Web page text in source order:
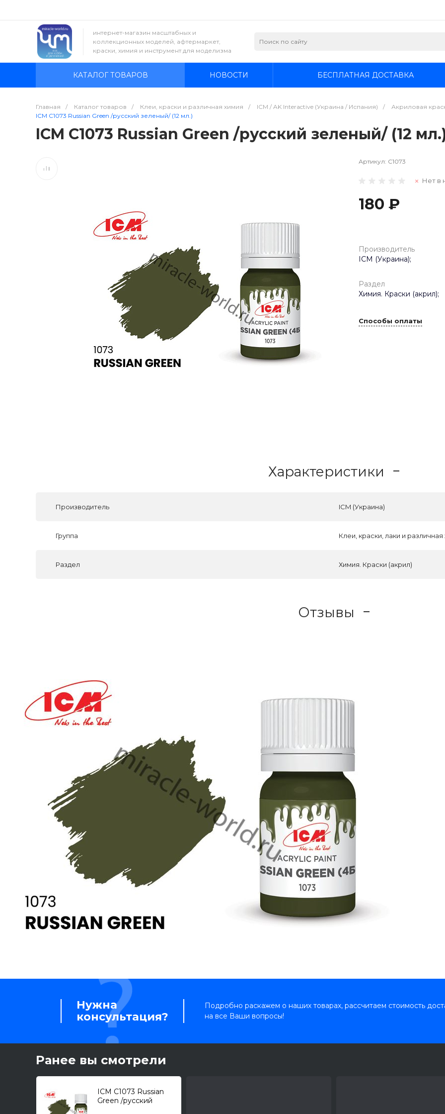
интернет-магазин масштабных и
коллекционных моделей, афтермаркет,
краски, химия и инструмент для моделизма
КАТАЛОГ ТОВАРОВ НОВОСТИ БЕСПЛАТНАЯ ДОСТАВКА
Главная / Каталог товаров / Клеи, краски и различная химия / ICM / AK Interactive (Украина / Испания) / Акриловая
ICM C1073 Russian Green /русский зеленый/ (12 мл.)
ICM C1073 Russian Green /русский зеленый/ (12
Артикул: C1073
Нет в
180 ₽
Производитель
ICM (Украина);
Раздел
Химия. Краски (акрил);
Способы оплаты
Характеристики
Производитель ICM (Украина)
Группа Клеи, краски, лаки и различная
Раздел Химия. Краски (акрил)
Отзывы
Нужна
консультация?
Подробно раскажем о наших товарах, рассчитаем стоимость
на все Ваши вопросы!
Ранее вы смотрели
ICM C1073 Russian
Green /русский